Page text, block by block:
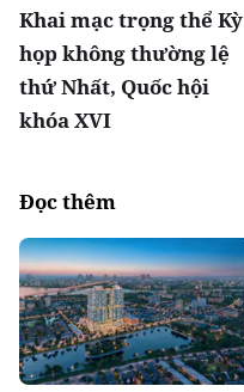
Khai mạc trọng thể Kỳ
họp không thường lệ
thứ Nhất, Quốc hội
khóa XVI
Đọc thêm